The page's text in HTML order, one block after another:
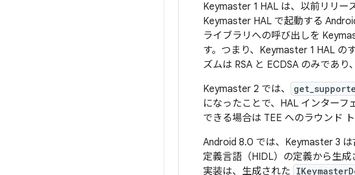
Keymaster 1 HAL は、以前リリ
Keymaster HAL で起動する
ライブラリへの呼び出しを
す。つまり、Keymaster 1 HAL の
ズムは RSA と ECDSA のみであ
Keymaster 2 では、
になったことで、HAL インター
できる場合は TEE へのラウンド
Android 8.0 では、Keymaster 3
定義言語（HIDL）の定義から生
実装は、生成された